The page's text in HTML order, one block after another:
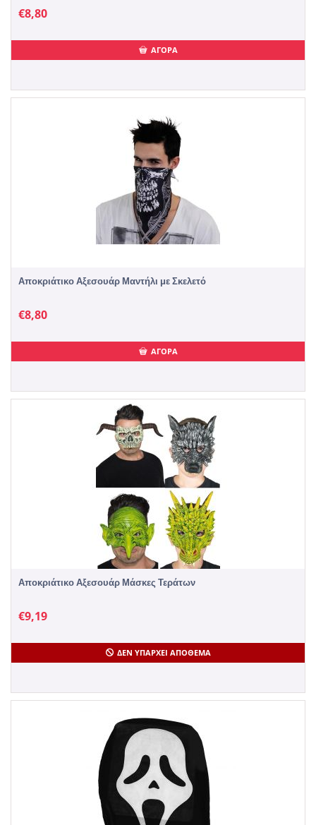
€8,80
ΑΓΟΡΑ
Αποκριάτικο Αξεσουάρ Μαντήλι με Σκελετό
€8,80
ΑΓΟΡΑ
Αποκριάτικο Αξεσουάρ Μάσκες Τεράτων
€9,19
ΔΕΝ ΥΠΆΡΧΕΙ ΑΠΌΘΕΜΑ